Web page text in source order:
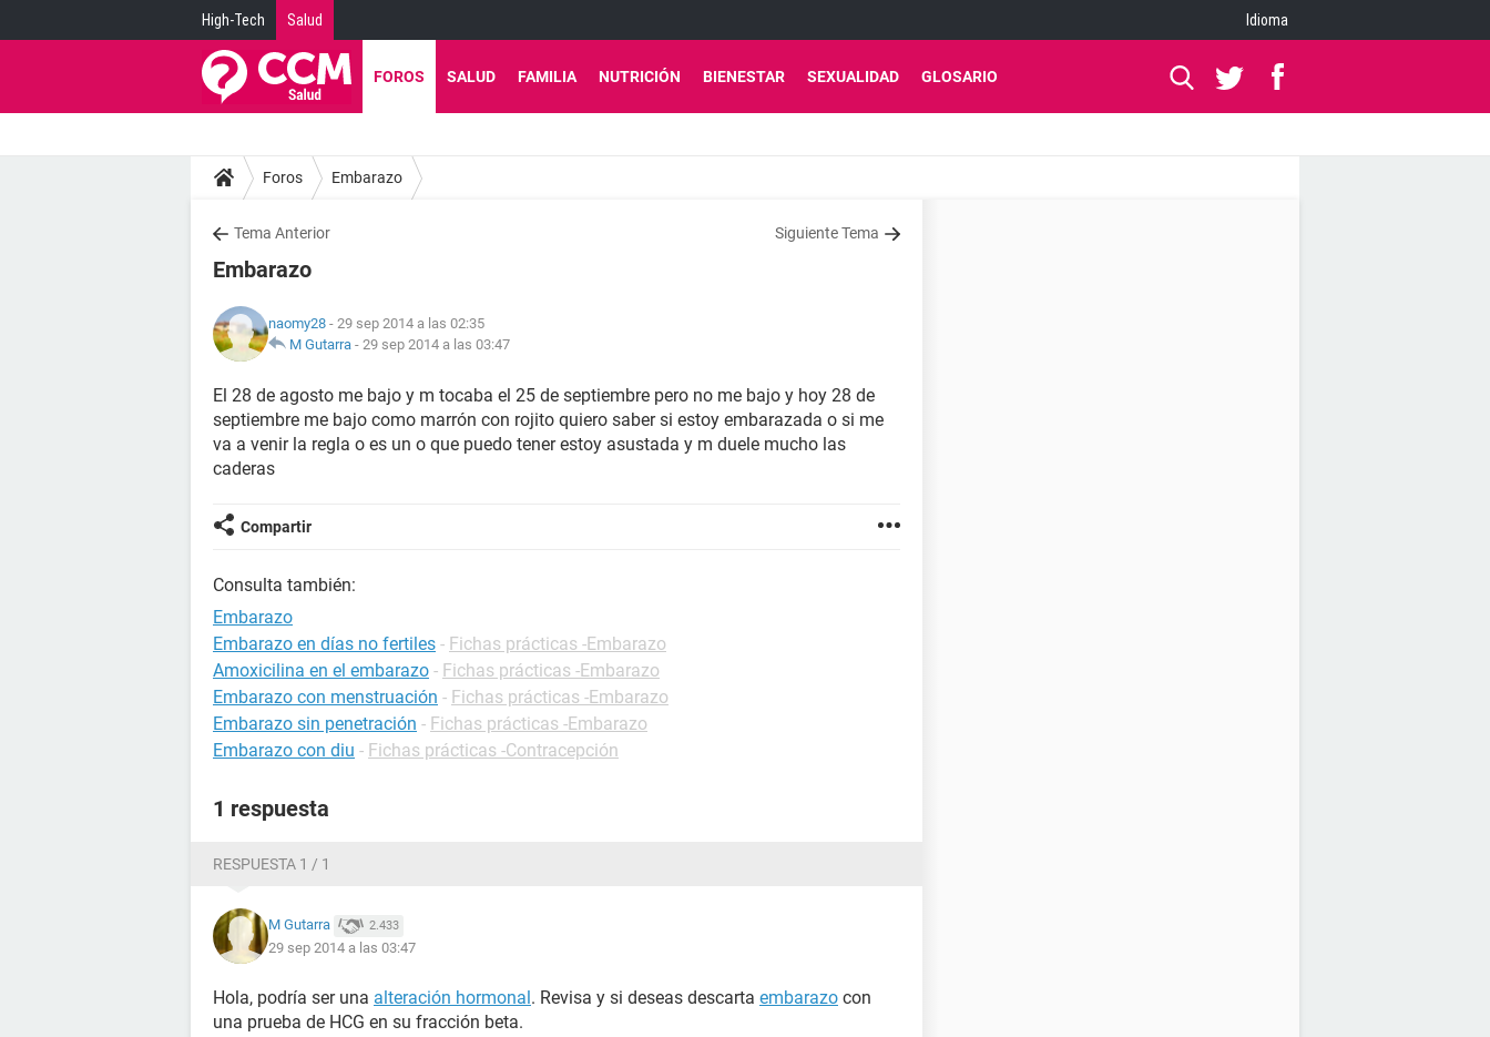
High-Tech Salud Idioma
FOROS SALUD FAMILIA NUTRICIÓN BIENESTAR SEXUALIDAD GLOSARIO
Foros Embarazo
Tema Anterior Siguiente Tema
Embarazo
naomy28 - 29 sep 2014 a las 02:35
M Gutarra - 29 sep 2014 a las 03:47
El 28 de agosto me bajo y m tocaba el 25 de septiembre pero no me bajo y hoy 28 de
septiembre me bajo como marrón con rojito quiero saber si estoy embarazada o si me
va a venir la regla o es un o que puedo tener estoy asustada y m duele mucho las
caderas
Compartir
Consulta también:
Embarazo
Embarazo en días no fertiles - Fichas prácticas -Embarazo
Amoxicilina en el embarazo - Fichas prácticas -Embarazo
Embarazo con menstruación - Fichas prácticas -Embarazo
Embarazo sin penetración - Fichas prácticas -Embarazo
Embarazo con diu - Fichas prácticas -Contracepción
1 respuesta
RESPUESTA 1 / 1
M Gutarra 2.433
29 sep 2014 a las 03:47
Hola, podría ser una alteración hormonal. Revisa y si deseas descarta embarazo con
una prueba de HCG en su fracción beta.